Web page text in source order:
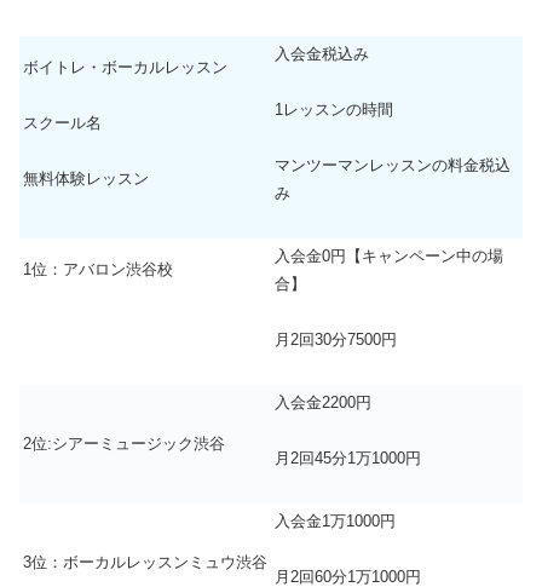
ボイトレ・ボーカルレッスン
スクール名
無料体験レッスン
入会金税込み
1レッスンの時間
マンツーマンレッスンの料金税込
み
1位：アバロン渋谷校
入会金0円【キャンペーン中の場
合】
月2回30分7500円
2位:シアーミュージック渋谷
入会金2200円
月2回45分1万1000円
3位：ボーカルレッスンミュウ渋谷
入会金1万1000円
月2回60分1万1000円